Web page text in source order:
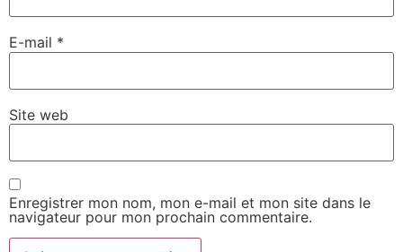
E-mail *
Site web
Enregistrer mon nom, mon e-mail et mon site dans le
navigateur pour mon prochain commentaire.